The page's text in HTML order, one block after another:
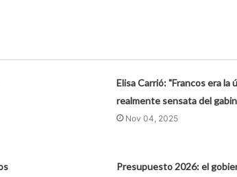
Elisa Carrió: "Francos era la
realmente sensata del
Nov 04, 2025
Presupuesto 2026: el